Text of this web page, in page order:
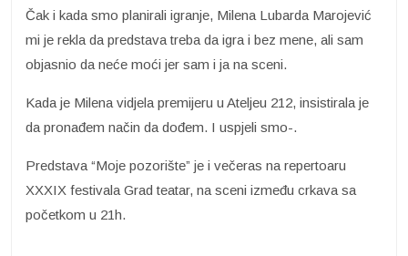
Čak i kada smo planirali igranje, Milena Lubarda Marojević
mi je rekla da predstava treba da igra i bez mene, ali sam
objasnio da neće moći jer sam i ja na sceni.
Kada je Milena vidjela premijeru u Ateljeu 212, insistirala je
da pronađem način da dođem. I uspjeli smo-.
Predstava “Moje pozorište” je i večeras na repertoaru
XXXIX festivala Grad teatar, na sceni između crkava sa
početkom u 21h.